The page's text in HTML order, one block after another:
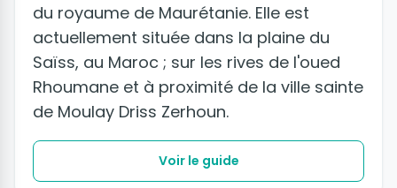
du royaume de Maurétanie. Elle est
actuellement située dans la plaine du
Saïss, au Maroc ; sur les rives de l'oued
Rhoumane et à proximité de la ville sainte
de Moulay Driss Zerhoun.
Voir le guide